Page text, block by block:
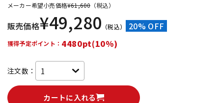
メーカー希望小売価格¥61,600 （税込）
販売価格¥49,280 （税込） 20% OFF
獲得予定ポイント： 4480pt(10%)
注文数：
カートに入れる